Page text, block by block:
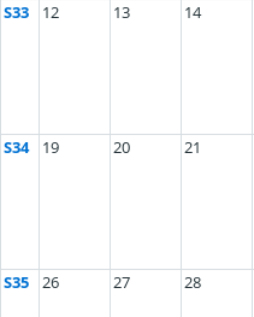
S33 12 13 14
S34 19 20 21
S35 26 27 28